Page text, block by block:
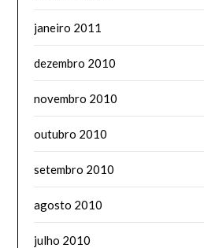
janeiro 2011
dezembro 2010
novembro 2010
outubro 2010
setembro 2010
agosto 2010
julho 2010